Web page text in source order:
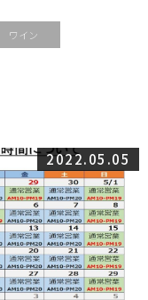
ワイン
2022.05.05